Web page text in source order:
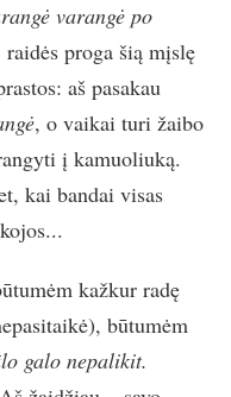
varangė po
raidės proga šią mįslę
aš pasakau
, o vaikai turi žaibo
į kamuoliuką.
kai bandai visas
kažkur radę
būtumėm
galo nepalikit.